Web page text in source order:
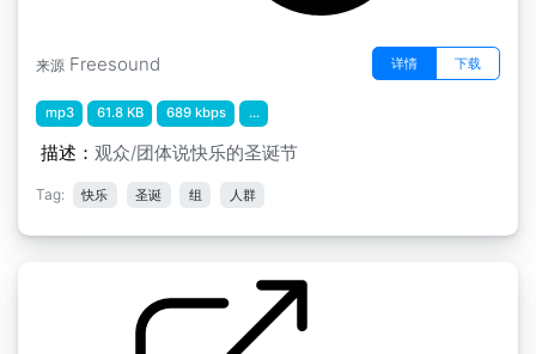
来源 Freesound 详情 下载
mp3 61.8 KB 689 kbps ...
描述： 观众/团体说快乐的圣诞节
Tag: 快乐 圣诞 组 人群